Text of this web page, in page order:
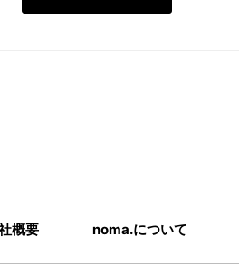
概要 noma.について